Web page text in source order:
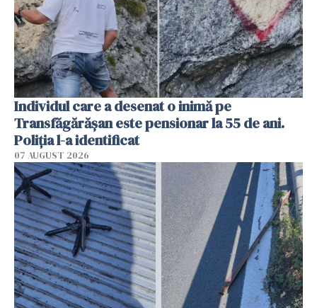
Individul care a desenat o inimă pe
Transfăgărășan este pensionar la 55 de ani.
Poliția l-a identificat
07 AUGUST 2026